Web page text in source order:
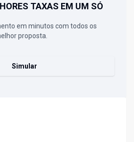
TAXAS EM UM SÓ
em minutos com todos os
proposta.
Simular